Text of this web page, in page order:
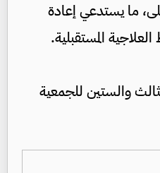
ما يستدعي إعادة
المستقبلية.
والستين للجمعية